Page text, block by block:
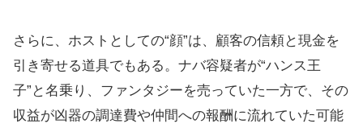
さらに、ホストとしての“顔”は、顧客の信頼と現金を
引き寄せる道具でもある。ナバ容疑者が“ハンス王
子”と名乗り、ファンタジーを売っていた一方で、その
収益が凶器の調達費や仲間への報酬に流れていた可能